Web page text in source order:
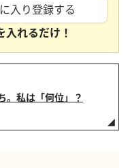
入り登録する
入れるだけ！
。私は「何位」？